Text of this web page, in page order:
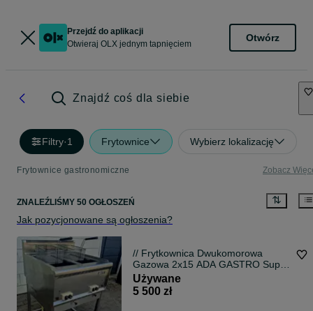
Przejdź do aplikacji
Otwieraj OLX jednym tapnięciem
Otwórz
Znajdź coś dla siebie
Filtry·1 Frytownice Wybierz lokalizację
Frytownice gastronomiczne Zobacz
ZNALEŹLIŚMY 50 OGŁOSZEŃ
Jak pozycjonowane są ogłoszenia?
// Frytkownica Dwukomorowa
Gazowa 2x15 ADA GASTRO Super
Używane
5 500 zł